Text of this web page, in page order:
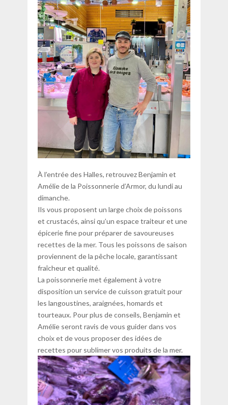
À l’entrée des Halles, retrouvez Benjamin et
Amélie de la Poissonnerie d’Armor, du lundi au
dimanche.
Ils vous proposent un large choix de poissons
et crustacés, ainsi qu’un espace traiteur et une
épicerie fine pour préparer de savoureuses
recettes de la mer. Tous les poissons de saison
proviennent de la pêche locale, garantissant
fraîcheur et qualité.
La poissonnerie met également à votre
disposition un service de cuisson gratuit pour
les langoustines, araignées, homards et
tourteaux. Pour plus de conseils, Benjamin et
Amélie seront ravis de vous guider dans vos
choix et de vous proposer des idées de
recettes pour sublimer vos produits de la mer.